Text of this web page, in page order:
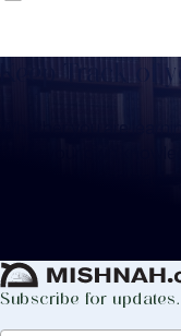
Keep Track of
Whether you are
or for your own
to help you keep track
Subscribe for updates.